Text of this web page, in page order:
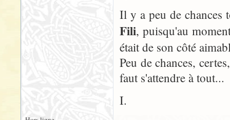
Il y a peu de chances
Fili, puisqu'au
était de son côté
Peu de chances,
faut s'attendre à tout...
I.